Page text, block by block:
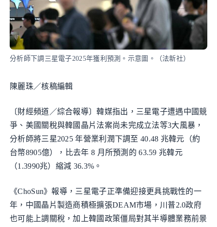
分析師下調三星電子2025年獲利預測。示意圖。（法新社）
陳麗珠／核稿編輯
〔財經頻道／綜合報導〕韓媒指出，三星電子遭遇中國競
爭、美國關稅與韓國晶片法案尚未完成立法等3大風暴，
分析師將三星2025 年營業利潤下調至 40.48 兆韓元（約
台幣8905億），比去年 8 月所預測的 63.59 兆韓元
（1.3990兆）縮減 36.3%。
《ChoSun》報導，三星電子正準備迎接更具挑戰性的一
年，中國晶片製造商積極擴張DEAM市場，川普2.0政府
也可能上調關稅，加上韓國政策僵局對其半導體業務前景